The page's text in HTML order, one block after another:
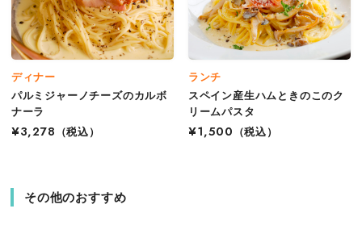
ディナー
パルミジャーノチーズのカルボ
ナーラ
¥3,278
（税込）
ランチ
スペイン産生ハムときのこのク
リームパスタ
¥1,500
（税込）
その他のおすすめ